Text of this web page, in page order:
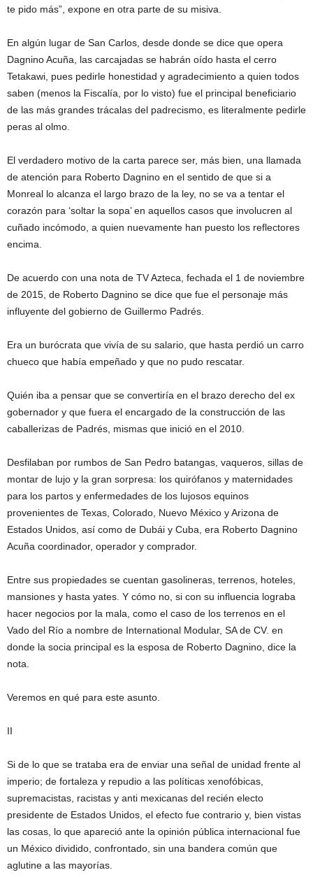
te pido más”, expone en otra parte de su misiva.
En algún lugar de San Carlos, desde donde se dice que opera
Dagnino Acuña, las carcajadas se habrán oído hasta el cerro
Tetakawi, pues pedirle honestidad y agradecimiento a quien todos
saben (menos la Fiscalía, por lo visto) fue el principal beneficiario
de las más grandes trácalas del padrecismo, es literalmente pedirle
peras al olmo.
El verdadero motivo de la carta parece ser, más bien, una llamada
de atención para Roberto Dagnino en el sentido de que si a
Monreal lo alcanza el largo brazo de la ley, no se va a tentar el
corazón para ‘soltar la sopa’ en aquellos casos que involucren al
cuñado incómodo, a quien nuevamente han puesto los reflectores
encima.
De acuerdo con una nota de TV Azteca, fechada el 1 de noviembre
de 2015, de Roberto Dagnino se dice que fue el personaje más
influyente del gobierno de Guillermo Padrés.
Era un burócrata que vivía de su salario, que hasta perdió un carro
chueco que había empeñado y que no pudo rescatar.
Quién iba a pensar que se convertiría en el brazo derecho del ex
gobernador y que fuera el encargado de la construcción de las
caballerizas de Padrés, mismas que inició en el 2010.
Desfilaban por rumbos de San Pedro batangas, vaqueros, sillas de
montar de lujo y la gran sorpresa: los quirófanos y maternidades
para los partos y enfermedades de los lujosos equinos
provenientes de Texas, Colorado, Nuevo México y Arizona de
Estados Unidos, así como de Dubái y Cuba, era Roberto Dagnino
Acuña coordinador, operador y comprador.
Entre sus propiedades se cuentan gasolineras, terrenos, hoteles,
mansiones y hasta yates. Y cómo no, si con su influencia lograba
hacer negocios por la mala, como el caso de los terrenos en el
Vado del Río a nombre de International Modular, SA de CV. en
donde la socia principal es la esposa de Roberto Dagnino, dice la
nota.
Veremos en qué para este asunto.
II
Si de lo que se trataba era de enviar una señal de unidad frente al
imperio; de fortaleza y repudio a las políticas xenofóbicas,
supremacistas, racistas y anti mexicanas del recién electo
presidente de Estados Unidos, el efecto fue contrario y, bien vistas
las cosas, lo que apareció ante la opinión pública internacional fue
un México dividido, confrontado, sin una bandera común que
aglutine a las mayorías.